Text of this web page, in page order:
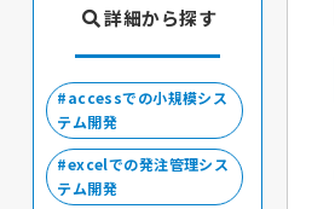
詳細から探す
accessでの小規模シス
テム開発
excelでの発注管理シス
テム開発